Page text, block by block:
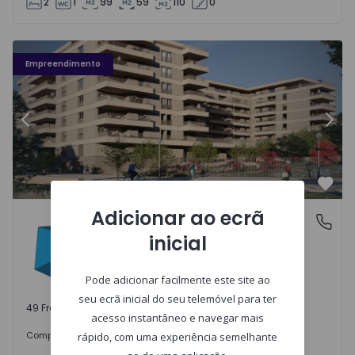
Empreendimento
Fachada PLENO JARDIM - 3
Anterior
Águas Santas, PortoPLENO JARDIM
Águas Santas, Porto
49 Frações disponíveis
Comprar desde 242.000 €
Adicionar ao ecrã
inicial
Pode adicionar facilmente este site ao
seu ecrã inicial do seu telemóvel para ter
acesso instantâneo e navegar mais
rápido, com uma experiência semelhante